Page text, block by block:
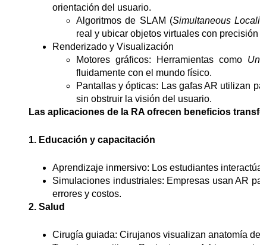
orientación del usuario.
Algoritmos de SLAM (Simultaneous
real y ubicar objetos virtuales con
Renderizado y Visualización
Motores gráficos: Herramientas como
fluidamente con el mundo físico.
Pantallas y ópticas: Las gafas AR utilizan
sin obstruir la visión del usuario.
Las aplicaciones de la RA ofrecen beneficios
1. Educación y capacitación
Aprendizaje inmersivo: Los estudiantes
Simulaciones industriales: Empresas usan AR
errores y costos.
2. Salud
Cirugía guiada: Cirujanos visualizan anatomía